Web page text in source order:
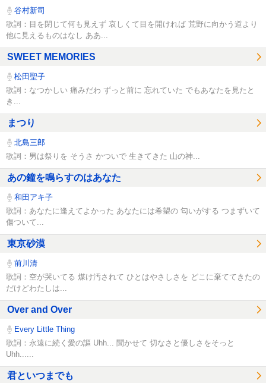
谷村新司
歌詞：目を閉じて何も見えず 哀しくて目を開ければ 荒野に向かう道より
他に見えるものはなし ああ...
SWEET MEMORIES
松田聖子
歌詞：なつかしい 痛みだわ ずっと前に 忘れていた でもあなたを見たと
き...
まつり
北島三郎
歌詞：男は祭りを そうさ かついで 生きてきた 山の神...
あの鐘を鳴らすのはあなた
和田アキ子
歌詞：あなたに逢えてよかった あなたには希望の 匂いがする つまずいて
傷ついて...
東京砂漠
前川清
歌詞：空が哭いてる 煤け汚されて ひとはやさしさを どこに棄ててきたの
だけどわたしは...
Over and Over
Every Little Thing
歌詞：永遠に続く愛の謳 Uhh... 聞かせて 切なさと優しさをそっと
Uhh......
君といつまでも